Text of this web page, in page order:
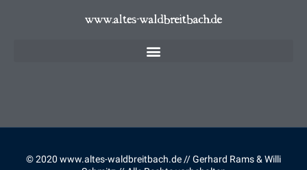
© 2020 www.altes-waldbreitbach.de // Gerhard Rams & Willi